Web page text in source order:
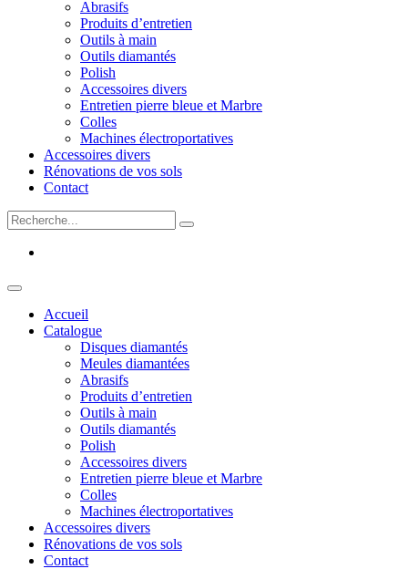
Abrasifs
Produits d’entretien
Outils à main
Outils diamantés
Polish
Accessoires divers
Entretien pierre bleue et Marbre
Colles
Machines électroportatives
Accessoires divers
Rénovations de vos sols
Contact
Accueil
Catalogue
Disques diamantés
Meules diamantées
Abrasifs
Produits d’entretien
Outils à main
Outils diamantés
Polish
Accessoires divers
Entretien pierre bleue et Marbre
Colles
Machines électroportatives
Accessoires divers
Rénovations de vos sols
Contact